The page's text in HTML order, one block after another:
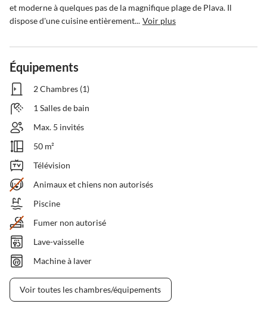
et moderne à quelques pas de la magnifique plage de Plava. Il
dispose d'une cuisine entièrement... Voir plus
Équipements
2 Chambres (1)
1 Salles de bain
Max. 5 invités
50 m²
Télévision
Animaux et chiens non autorisés
Piscine
Fumer non autorisé
Lave-vaisselle
Machine à laver
Voir toutes les chambres/équipements